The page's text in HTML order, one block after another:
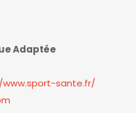
Adaptée
sante.fr/